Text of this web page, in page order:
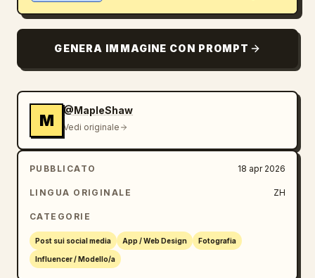
Aggiornamenti
GENERA IMMAGINE CON PROMPT
M
@MapleShaw
Vedi originale
PUBBLICATO 18 apr 2026
LINGUA ORIGINALE ZH
CATEGORIE
Post sui social media App / Web Design Fotografia
Influencer / Modello/a